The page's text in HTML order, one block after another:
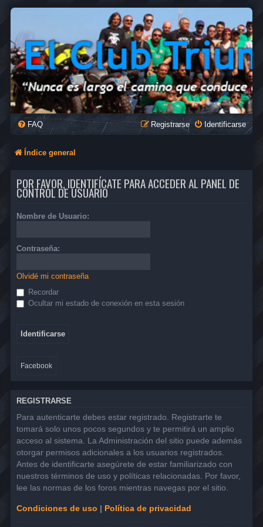
FAQ Identificarse
Registrarse
Índice general
POR FAVOR, IDENTIFÍCATE PARA ACCEDER AL PANEL DE
CONTROL DE USUARIO
Nombre de Usuario:
Contraseña:
Olvidé mi contraseña
Recordar
Ocultar mi estado de conexión en esta sesión
Facebook
REGISTRARSE
Para autenticarte debes estar registrado. Registrarte te
tomará solo unos pocos segundos y te permitirá un amplio
acceso al sistema. La Administración del sitio puede además
otorgar permisos adicionales a los usuarios registrados.
Antes de identificarte asegúrete de estar familiarizado con
nuestros términos de uso y políticas relacionadas. Por favor,
lee las normas de los foros mientras navegas por el sitio.
Condiciones de uso | Política de privacidad